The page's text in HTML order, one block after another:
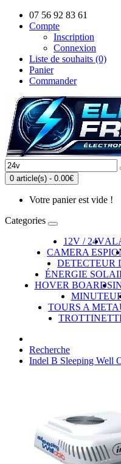
07 56 92 83 61
Compte
Inscription
Connexion
Liste de souhaits (0)
Panier
Commander
0 article(s) - 0.00€
Votre panier est vide !
Categories
12V / 24V
CAMERA
DETECTEUR
ÉNERGIE
HOVER BOARDS
TOURS A
Recherche
Indel B Sleeping Well